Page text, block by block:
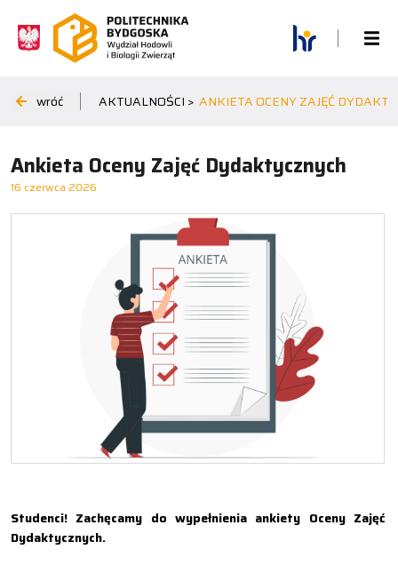
wróć AKTUALNOŚCI > ANKIETA OCENY ZAJĘĆ
Ankieta Oceny Zajęć Dydaktycznych
16 czerwca 2026
Studenci! Zachęcamy do wypełnienia ankiety Oceny Zajęć
Dydaktycznych.